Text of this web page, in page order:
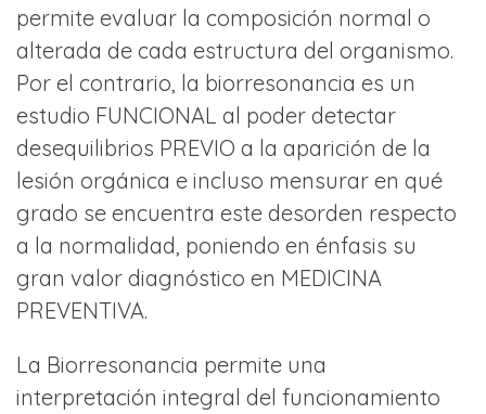
permite evaluar la composición normal o
alterada de cada estructura del organismo.
Por el contrario, la biorresonancia es un
estudio FUNCIONAL al poder detectar
desequilibrios PREVIO a la aparición de la
lesión orgánica e incluso mensurar en qué
grado se encuentra este desorden respecto
a la normalidad, poniendo en énfasis su
gran valor diagnóstico en MEDICINA
PREVENTIVA.
La Biorresonancia permite una
interpretación integral del funcionamiento